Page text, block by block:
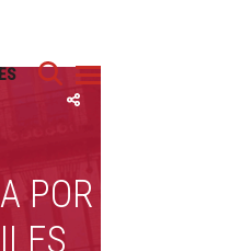
POR